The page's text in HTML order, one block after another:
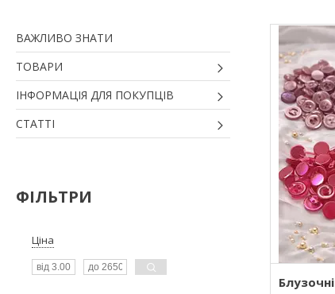
ВАЖЛИВО ЗНАТИ
ТОВАРИ
ІНФОРМАЦІЯ ДЛЯ ПОКУПЦІВ
СТАТТІ
ФІЛЬТРИ
Ціна
Блузочні